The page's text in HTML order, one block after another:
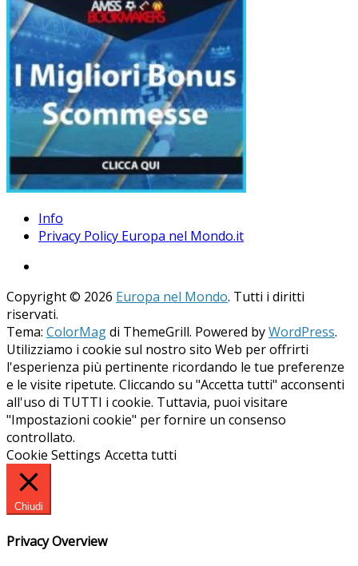
Info
Privacy Policy Europa nel Mondo.it
Copyright © 2026 Europa nel Mondo. Tutti i diritti
riservati.
Tema: ColorMagdi ThemeGrill. Powered byWordPress.
Utilizziamo i cookie sul nostro sito Web per offrirti
l'esperienza più pertinente ricordando le tue preferenze
e le visite ripetute. Cliccando su "Accetta tutti" acconsenti
all'uso di TUTTI i cookie. Tuttavia, puoi visitare
"Impostazioni cookie" per fornire un consenso
controllato.
Cookie Settings Accetta tutti
Chiudi
Privacy Overview